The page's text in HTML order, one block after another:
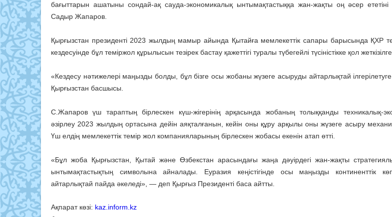
бағыттарын ашатыны сондай-ақ сауда-экономикалық ынтымақтастыққа жан-жақты оң әсер ететіні
Садыр Жапаров.
Қырғызстан президенті 2023 жылдың мамыр айында Қытайға мемлекеттік сапары барысында ҚХР
кездесуінде бұл теміржол құрылысын тезірек бастау қажеттігі туралы түбегейлі түсіністікке қол
«Кездесу нәтижелері маңызды болды, бұл бізге осы жобаны жүзеге асыруды айтарлықтай
Қырғызстан басшысы.
С.Жапаров үш тараптың бірлескен күш-жігерінің арқасында жобаның толыққанды техникалық-
әзірлеу 2023 жылдың ортасына дейін аяқталғанын, кейін оны құру арқылы оны жүзеге асыру
Үш елдің мемлекеттік темір жол компанияларының бірлескен жобасы екенін атап өтті.
«Бұл жоба Қырғызстан, Қытай және Өзбекстан арасындағы жаңа дәуірдегі жан-жақты
ынтымақтастықтың символына айналады. Еуразия кеңістігінде осы маңызды континенттік
айтарлықтай пайда әкеледі», — деп Қырғыз Президенті баса айтты.
Ақпарат көзі: kaz.inform.kz